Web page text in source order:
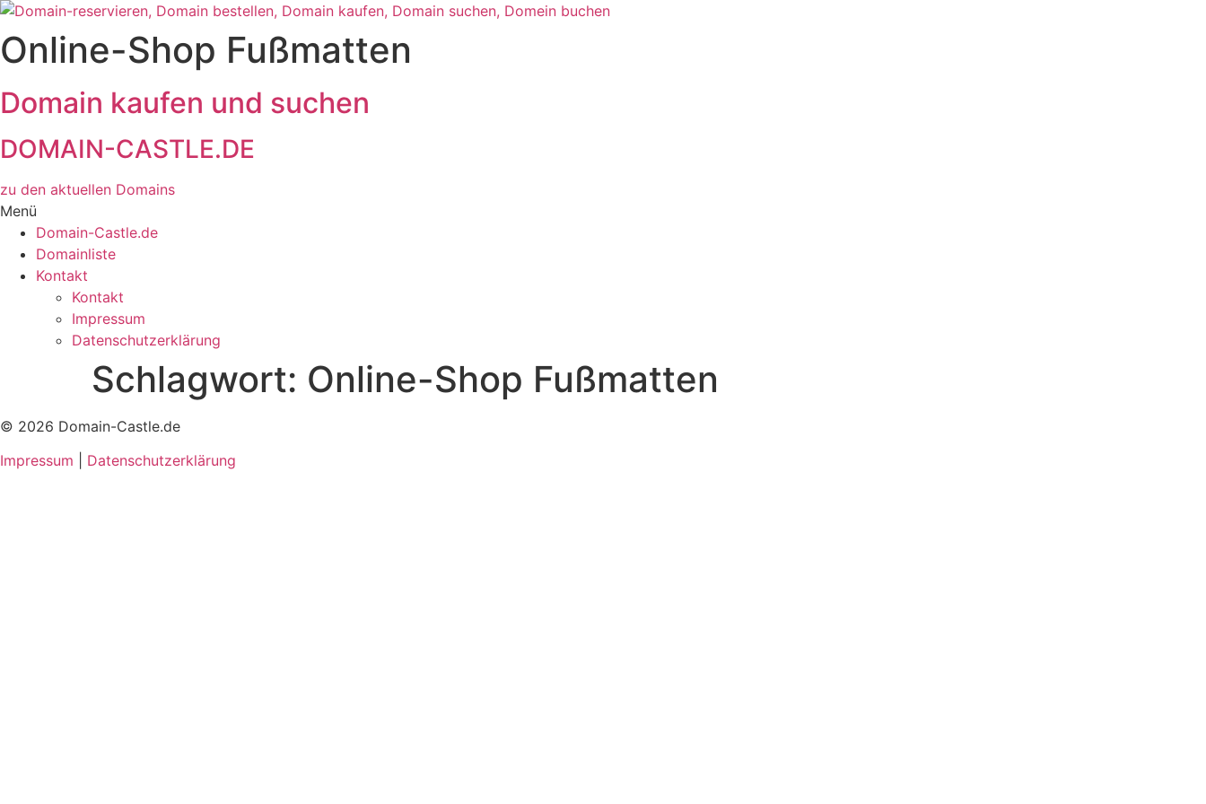
Zum
Inhalt
wechseln
Online-Shop Fußmatten
Domain kaufen und suchen
DOMAIN-CASTLE.DE
zu den aktuellen Domains​
Menü
Domain-Castle.de
Domainliste
Kontakt
Kontakt
Impressum
Datenschutzerklärung
Schlagwort: Online-Shop Fußmatten
© 2026 Domain-Castle.de
Impressum
Datenschutzerklärung